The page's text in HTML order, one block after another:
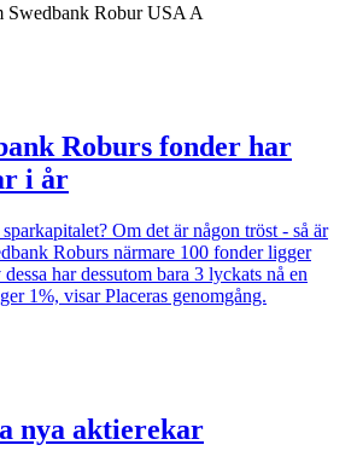
Swedbank Robur USA A
Roburs fonder har
i år
Om det är någon tröst - så är
Roburs närmare 100 fonder ligger
har dessutom bara 3 lyckats nå en
1%, visar Placeras genomgång.
nya aktierekar